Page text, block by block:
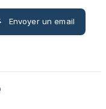
Envoyer un email